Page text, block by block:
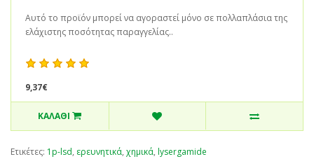
Αυτό το προϊόν μπορεί να αγοραστεί μόνο σε πολλαπλάσια της
ελάχιστης ποσότητας παραγγελίας..
9,37€
ΚΑΛΆΘΙ
Ετικέτες: 1p-lsd, ερευνητικά, χημικά, lysergamide